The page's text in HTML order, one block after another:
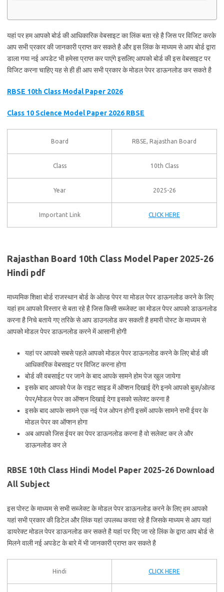
यहां पर हम आपको बोर्ड की आधिकारिक वेबसाइट का लिंक बता रहे है जिस पर विजिट करके
आप सभी प्रकार की जानकारी प्राप्त कर सकते है और इस लिंक के माध्यम से आप बोर्ड द्वारा
डाला गया नई अपडेट भी हमेसा प्राप्त कर पाएंगे इसलिए आपको बोर्ड की इस वेबसाइट पर
विजिट करना चाहिए यह से ही ही आप सभी प्रकार के मोडल पेपर डाऊनलोड कर सकते है
RBSE 10th Class Modal Paper 2026
Class 10 Science Model Paper 2026 RBSE
Board RBSE, Rajasthan Board
Class 10th Class
Year 2025-26
Important Link CLICK HERE
Rajasthan Board 10th Class Model Paper 2025-26
Hindi pdf
माध्यमिक शिक्षा बोर्ड राजस्थान बोर्ड के ओल्ड पेपर या मोडल पेपर डाऊनलोड करने के लिए
यहां हम आपको विस्तार से बता रहे है जिस किसी सब्जेक्ट का मोडल पेपर आपको डाऊनलोड
करना है निचे बताये गए तरिके से आप डाउनलोड कर सकती है हमारी पोस्ट के माध्यम से
आपको मोडल पेपर डाऊनलोड करने में आसानी होगी
यहां पर आपको सबसे पहले आपको मोडल पेपर डाऊनलोड करने के लिए बोर्ड की
आधिकारिक वेबसाइट पर विजिट करना होगा
बोर्ड की वबसाईट पर जाने के बाद आपके सामने होम पेज खुल जायेगा
इसके बाद आपको पेज के राइट साइड में ऑप्शन दिखाई देंगे इनमे आपको बुक/ओल्ड
पेपर/मोडल पेपर का ऑप्शन दिखाई देगा इसको सलेक्ट करना है
इसके बाद आपके सामने एक नई पेज ओपन होगी इसमें आपके सामने सभी ईयर के
मोडल पेपर का ऑप्शन होगा
अब आपको जिस ईयर का पेपर डाऊनलोड करना है वो सलेक्ट कर ले और
डाऊनलोड कर ले
RBSE 10th Class Hindi Model Paper 2025-26 Download
All Subject
इस पोस्ट के माध्यम से सभी सब्जेक्ट के मोडल पेपर डाऊनलोड करने के लिए हम आपको
यहां सभी प्रकार की डिटेल और लिंक यहां उपलब्ध करवा रहे है जिसके माध्यम से आप यहां
डायरेक्ट मोडल पेपर डाऊनलोड कर सकते है यहां पर दिए जा रहे लिंक के द्वारा आप बोर्ड से
मिलने वाली नई अपडेट के बारे में भी जानकारी प्राप्त कर सकते है
Hindi CLICK HERE